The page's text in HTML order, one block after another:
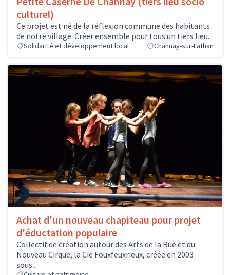
culturel)
Ce projet est né de la réflexion commune des habitants
de notre village. Créer ensemble pour tous un tiers lieu...
Solidarité et développement local Channay-sur-Lathan
Achat d'un nouveau chapiteau pour projet
d'éductation populaire
Collectif de création autour des Arts de la Rue et du
Nouveau Cirque, la Cie Fouxfeuxrieux, créée en 2003
sous...